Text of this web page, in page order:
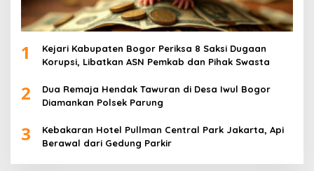
1
Kejari Kabupaten Bogor Periksa 8 Saksi Dugaan
Korupsi, Libatkan ASN Pemkab dan Pihak Swasta
2
Dua Remaja Hendak Tawuran di Desa Iwul Bogor
Diamankan Polsek Parung
3
Kebakaran Hotel Pullman Central Park Jakarta, Api
Berawal dari Gedung Parkir